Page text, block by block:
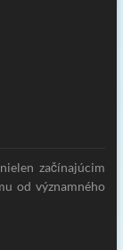
začínajúcim
od významného